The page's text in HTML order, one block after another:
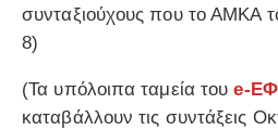
συνταξιούχους που το ΑΜΚΑ
8)
(Τα υπόλοιπα ταμεία τουe-
καταβάλλουν τις συντάξεις